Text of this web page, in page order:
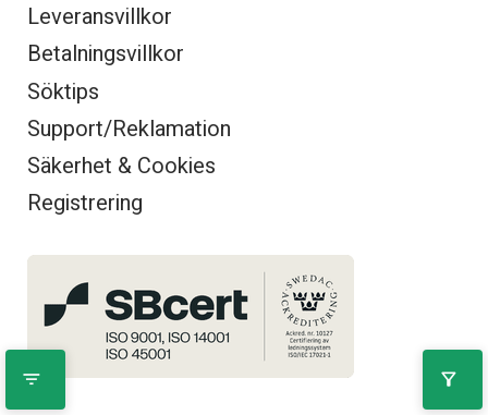
filter_list filter_alt
Leveransvillkor
Betalningsvillkor
Söktips
Support/Reklamation
Säkerhet & Cookies
Registrering